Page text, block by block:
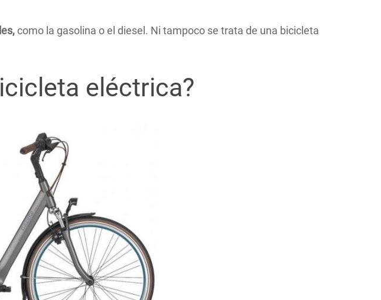
como la gasolina o el diesel. Ni tampoco se trata de una bicicleta
eléctrica?